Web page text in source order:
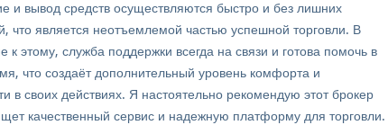
и вывод средств осуществляются быстро и без лишних
что является неотъемлемой частью успешной торговли. В
к этому, служба поддержки всегда на связи и готова помочь в
что создаёт дополнительный уровень комфорта и
в своих действиях. Я настоятельно рекомендую этот брокер
качественный сервис и надежную платформу для торговли.